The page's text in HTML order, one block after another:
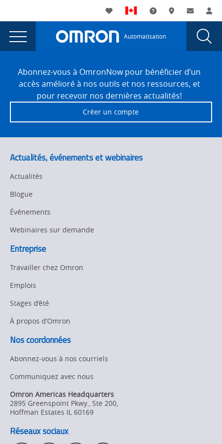
currently
viewing
the
Utility
Navigation
My List AssistanceOù acheter
Main
Navigation
Automatisation
SMTAI
FooterAbonnez-vous à OmronNow pour bénéficier d’un
accès amélioré à nos outils et nos ressources, et
pour recevoir nos dernières actualités!
Créer un compte
Actualités, événements et webinaires
Actualités
Blogue
Événements
Webinaires sur demande
Entreprise
Travailler chez Omron
Emplois
Stages d’été
À propos d’Omron
Nos coordonnées
Abonnez-vous à nos courriels
Communiquez avec nous
Omron Americas Headquarters
2895 Greenspoint Pkwy., Ste 200,
Hoffman Estates IL 60169
Réseaux sociaux